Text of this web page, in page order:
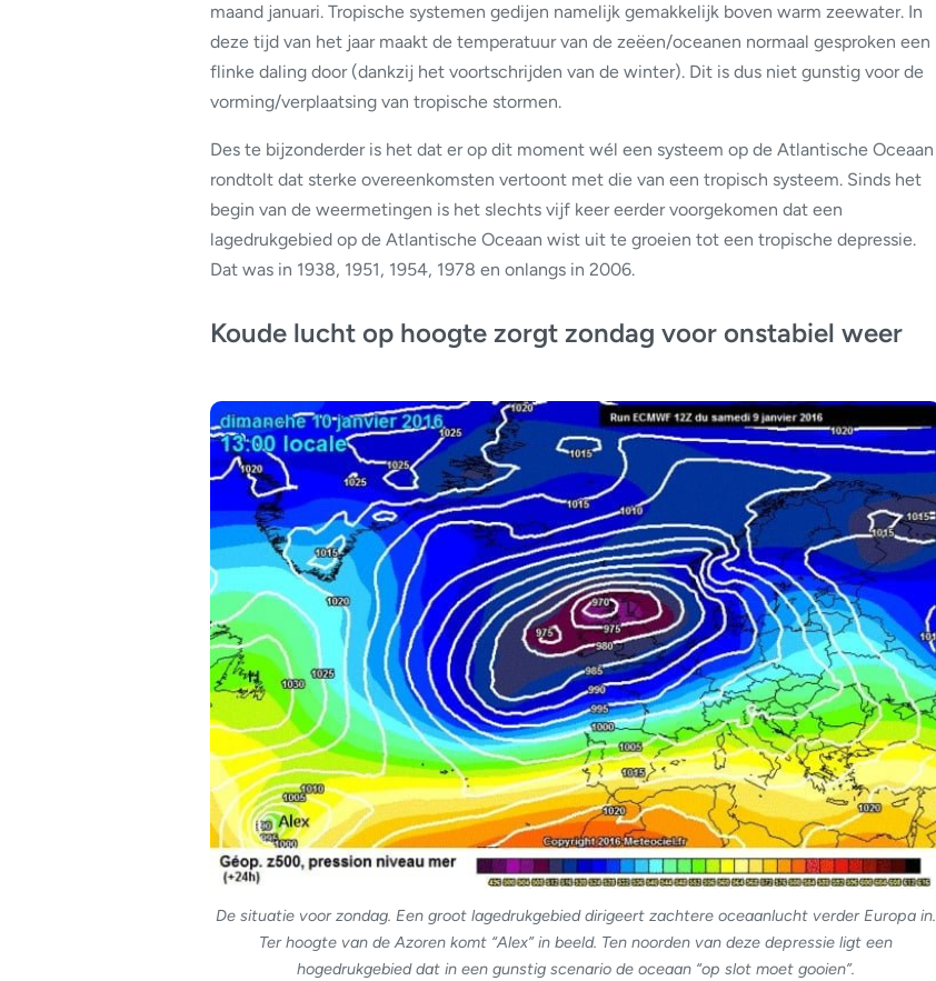
maand januari. Tropische systemen gedijen namelijk gemakkelijk boven warm zeewater. In
deze tijd van het jaar maakt de temperatuur van de zeëen/oceanen normaal gesproken een
flinke daling door (dankzij het voortschrijden van de winter). Dit is dus niet gunstig voor de
vorming/verplaatsing van tropische stormen.
Des te bijzonderder is het dat er op dit moment wél een systeem op de Atlantische Oceaan
rondtolt dat sterke overeenkomsten vertoont met die van een tropisch systeem. Sinds het
begin van de weermetingen is het slechts vijf keer eerder voorgekomen dat een
lagedrukgebied op de Atlantische Oceaan wist uit te groeien tot een tropische depressie.
Dat was in 1938, 1951, 1954, 1978 en onlangs in 2006.
Koude lucht op hoogte zorgt zondag voor onstabiel weer
De situatie voor zondag. Een groot lagedrukgebied dirigeert zachtere oceaanlucht verder Europa in.
Ter hoogte van de Azoren komt “Alex” in beeld. Ten noorden van deze depressie ligt een
hogedrukgebied dat in een gunstig scenario de oceaan “op slot moet gooien”.